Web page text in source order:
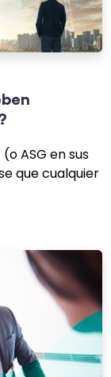
(o ASG en sus
que cualquier